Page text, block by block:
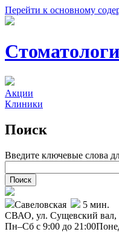
Перейти к основному
Акции
Клиники
Поиск
Введите ключевые слова
Савеловская
5 мин.
СВАО, ул. Сущевский вал,
Пн–Сб с 9:00 до 21:00